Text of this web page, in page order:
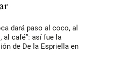
dará paso al coco, al
al café”: así fue la
de De la Espriella en